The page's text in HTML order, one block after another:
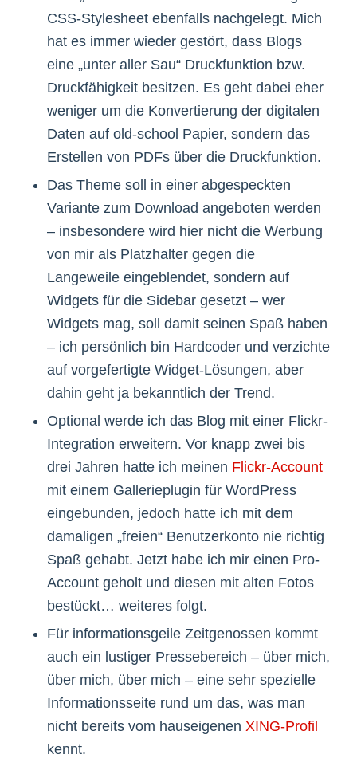
CSS-Stylesheet ebenfalls nachgelegt. Mich
hat es immer wieder gestört, dass Blogs
eine „unter aller Sau“ Druckfunktion bzw.
Druckfähigkeit besitzen. Es geht dabei eher
weniger um die Konvertierung der digitalen
Daten auf old-school Papier, sondern das
Erstellen von PDFs über die Druckfunktion.
Das Theme soll in einer abgespeckten
Variante zum Download angeboten werden
– insbesondere wird hier nicht die Werbung
von mir als Platzhalter gegen die
Langeweile eingeblendet, sondern auf
Widgets für die Sidebar gesetzt – wer
Widgets mag, soll damit seinen Spaß haben
– ich persönlich bin Hardcoder und verzichte
auf vorgefertigte Widget-Lösungen, aber
dahin geht ja bekanntlich der Trend.
Optional werde ich das Blog mit einer Flickr-
Integration erweitern. Vor knapp zwei bis
drei Jahren hatte ich meinen Flickr-Account
mit einem Gallerieplugin für WordPress
eingebunden, jedoch hatte ich mit dem
damaligen „freien“ Benutzerkonto nie richtig
Spaß gehabt. Jetzt habe ich mir einen Pro-
Account geholt und diesen mit alten Fotos
bestückt… weiteres folgt.
Für informationsgeile Zeitgenossen kommt
auch ein lustiger Pressebereich – über mich,
über mich, über mich – eine sehr spezielle
Informationsseite rund um das, was man
nicht bereits vom hauseigenen XING-Profil
kennt.